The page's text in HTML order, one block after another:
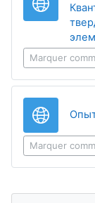
Marquer
Marquer